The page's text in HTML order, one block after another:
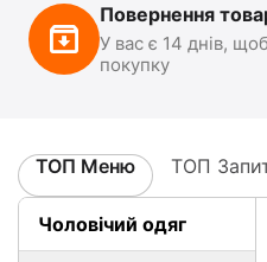
Повернення
У вас є 14 днів,
покупку
ТОП Меню ТОП
Чоловічий одяг